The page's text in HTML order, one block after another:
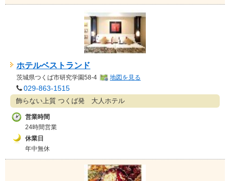
ホテルベストランド
茨城県つくば市研究学園58-4 地図を見る
029-863-1515
飾らない上質 つくば発 大人ホテル
営業時間
24時間営業
休業日
年中無休